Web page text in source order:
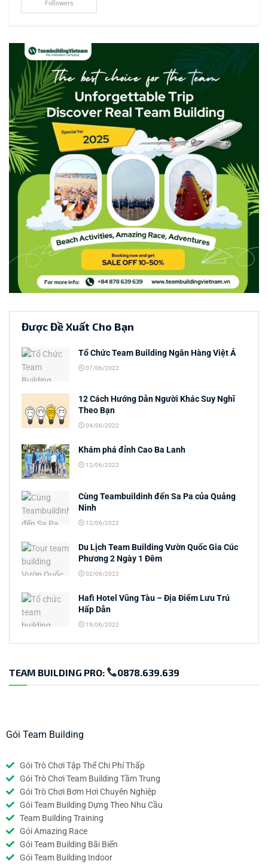
Followers
Được Đề Xuất Cho Bạn
Tổ Chức Team Building Ngân Hàng Việt Á
07/06/2022
12 Cách Hướng Dẫn Người Khác Suy Nghĩ
Theo Bạn
04/06/2022
Khám phá đỉnh Cao Ba Lanh
12/06/2022
Cùng Teambuildinh đến Sa Pa của Quảng
Ninh
12/06/2022
Du Lịch Team Building Vườn Quốc Gia Cúc
Phương 2 Ngày 1 Đêm
02/06/2022
Hafi Hotel Vũng Tàu – Địa Điểm Lưu Trú
Hấp Dẫn
19/06/2022
TEAM BUILDING PRO: 0878.639.639
Gói Team Building
Gói Trò Chơi Tập Thể Chi Phí Thấp
Gói Trò Chơi Team Building Tầm Trung
Gói Trò Chơi Bơm Hơi Chuyên Nghiệp
Gói Team Building Dựng Theo Nhu Cầu
Team Building Training
Gói Amazing Race
Gói Team Building Bãi Biển
Gói Team Building Indoor